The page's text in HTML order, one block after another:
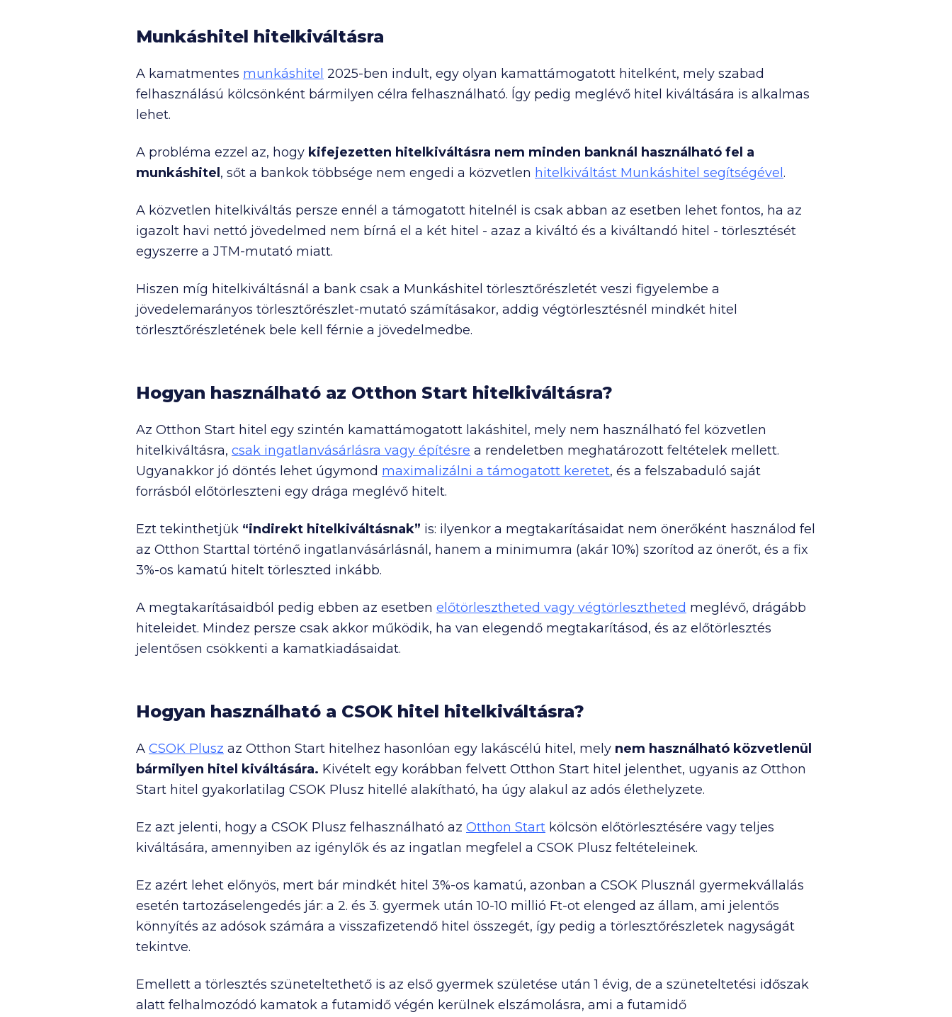
Munkáshitel hitelkiváltásra
A kamatmentes munkáshitel 2025-ben indult, egy olyan kamattámogatott hitelként, mely szabad
felhasználású kölcsönként bármilyen célra felhasználható. Így pedig meglévő hitel kiváltására is alkalmas
lehet.
A probléma ezzel az, hogy kifejezetten hitelkiváltásra nem minden banknál használható fel a
munkáshitel , sőt a bankok többsége nem engedi a közvetlen hitelkiváltást Munkáshitel segítségével .
A közvetlen hitelkiváltás persze ennél a támogatott hitelnél is csak abban az esetben lehet fontos, ha az
igazolt havi nettó jövedelmed nem bírná el a két hitel - azaz a kiváltó és a kiváltandó hitel - törlesztését
egyszerre a JTM-mutató miatt.
Hiszen míg hitelkiváltásnál a bank csak a Munkáshitel törlesztőrészletét veszi figyelembe a
jövedelemarányos törlesztőrészlet-mutató számításakor, addig végtörlesztésnél mindkét hitel
törlesztőrészletének bele kell férnie a jövedelmedbe.
Hogyan használható az Otthon Start hitelkiváltásra?
Az Otthon Start hitel egy szintén kamattámogatott lakáshitel, mely nem használható fel közvetlen
hitelkiváltásra, csak ingatlanvásárlásra vagy építésre a rendeletben meghatározott feltételek mellett.
Ugyanakkor jó döntés lehet úgymond maximalizálni a támogatott keretet, és a felszabaduló saját
forrásból előtörleszteni egy drága meglévő hitelt.
Ezt tekinthetjük “indirekt hitelkiváltásnak” is: ilyenkor a megtakarításaidat nem önerőként használod fel
az Otthon Starttal történő ingatlanvásárlásnál, hanem a minimumra (akár 10%) szorítod az önerőt, és a fix
3%-os kamatú hitelt törleszted inkább.
A megtakarításaidból pedig ebben az esetben előtörlesztheted vagy végtörlesztheted meglévő, drágább
hiteleidet. Mindez persze csak akkor működik, ha van elegendő megtakarításod, és az előtörlesztés
jelentősen csökkenti a kamatkiadásaidat.
Hogyan használható a CSOK hitel hitelkiváltásra?
A CSOK Plusz az Otthon Start hitelhez hasonlóan egy lakáscélú hitel, mely nem használható közvetlenül
bármilyen hitel kiváltására. Kivételt egy korábban felvett Otthon Start hitel jelenthet, ugyanis az Otthon
Start hitel gyakorlatilag CSOK Plusz hitellé alakítható, ha úgy alakul az adós élethelyzete.
Ez azt jelenti, hogy a CSOK Plusz felhasználható az Otthon Start kölcsön előtörlesztésére vagy teljes
kiváltására, amennyiben az igénylők és az ingatlan megfelel a CSOK Plusz feltételeinek.
Ez azért lehet előnyös, mert bár mindkét hitel 3%-os kamatú, azonban a CSOK Plusznál gyermekvállalás
esetén tartozáselengedés jár: a 2. és 3. gyermek után10-10 millió Ft-ot elenged az állam, ami jelentős
könnyítés az adósok számára a visszafizetendő hitel összegét, így pedig a törlesztőrészletek nagyságát
tekintve.
Emellett a törlesztés szüneteltethető is az első gyermek születése után 1 évig, de a szüneteltetési időszak
alatt felhalmozódó kamatok a futamidő végén kerülnek elszámolásra, ami a futamidő